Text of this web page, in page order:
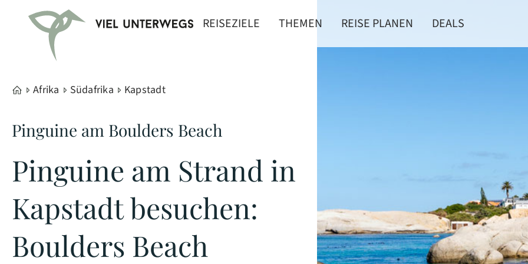
REISEZIELE THEMEN REISE PLANEN DEALS
Afrika Südafrika Kapstadt
Pinguine am Boulders Beach
Pinguine am Strand in
Kapstadt besuchen:
Boulders Beach